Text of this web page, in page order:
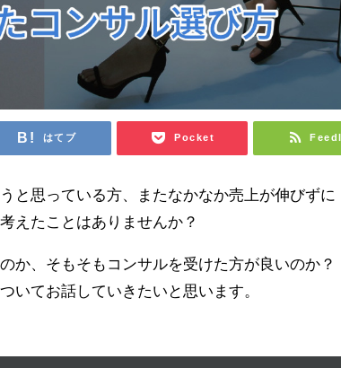
はてブ Pocket
と思っている方、またなかなか売上が伸びずに
えたことはありませんか？
か、そもそもコンサルを受けた方が良いのか？
いてお話していきたいと思います。